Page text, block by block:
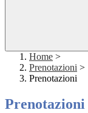
Home >
Prenotazioni >
Prenotazioni
Prenotazioni